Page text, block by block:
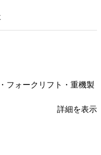
フォークリフト・重機製
詳細を表示